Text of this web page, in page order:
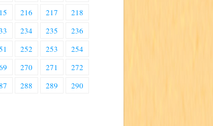
216 217
218
234 235
236
252 253
254
270 271
272
288 289
290